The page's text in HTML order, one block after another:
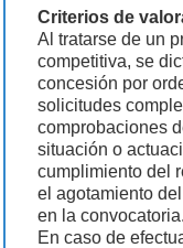
Criterios de
Al tratarse de un
competitiva, se
concesión por
solicitudes
comprobaciones
situación o
cumplimiento del
el agotamiento
en la convocatoria.
En caso de